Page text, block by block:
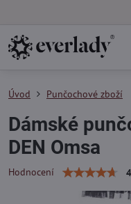
Úvod Punčochové zboží
Dámské
DEN Omsa
Hodnocení